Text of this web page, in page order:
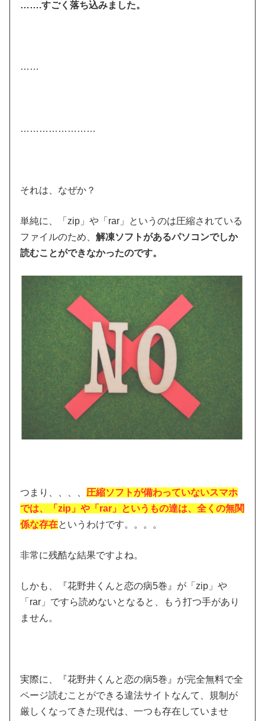
…….すごく落ち込みました。
……
……………………
それは、なぜか？
単純に、「zip」や「rar」というのは圧縮されている
ファイルのため、解凍ソフトがあるパソコンでしか
読むことができなかったのです。
つまり、、、、 圧縮ソフトが備わっていないスマホ
では、「zip」や「rar」というもの達は、全くの無関
係な存在というわけです。。。。
非常に残酷な結果ですよね。
しかも、『花野井くんと恋の病5巻』が「zip」や
「rar」ですら読めないとなると、もう打つ手があり
ません。
実際に、『花野井くんと恋の病5巻』が完全無料で全
ページ読むことができる違法サイトなんて、規制が
厳しくなってきた現代は、一つも存在していませ